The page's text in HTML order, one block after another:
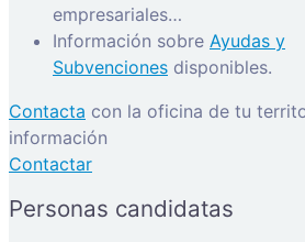
empresariales…
Información sobre Ayudas y
Subvenciones disponibles.
Contacta con la oficina de tu
información
Contactar
Personas candidatas